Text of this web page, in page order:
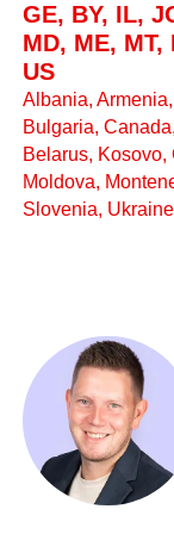
GE, BY, IL,
MD, ME, MT,
US
Albania,
Bulgaria,
Belarus,
Moldova,
Slovenia,